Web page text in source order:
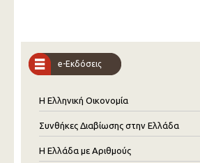
e-Εκδόσεις
Η Ελληνική Οικονομία
Συνθήκες Διαβίωσης στην Ελλάδα
Η Ελλάδα με Αριθμούς